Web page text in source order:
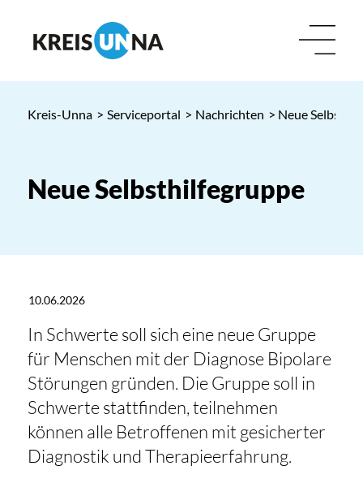
Kreis-Unna > Serviceportal > Nachrichten > Neue
Neue Selbsthilfegruppe
10.06.2026
In Schwerte soll sich eine neue Gruppe
für Menschen mit der Diagnose Bipolare
Störungen gründen. Die Gruppe soll in
Schwerte stattfinden, teilnehmen
können alle Betroffenen mit gesicherter
Diagnostik und Therapieerfahrung.